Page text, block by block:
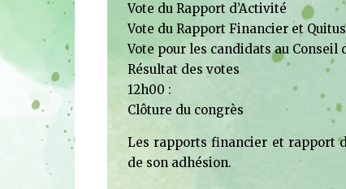
Vote du Rapport d’Activité
Vote du Rapport Financier et
Vote pour les candidats au Conseil
Résultat des votes
12h00 :
Clôture du congrès
Les rapports financier et rapport
de son adhésion.